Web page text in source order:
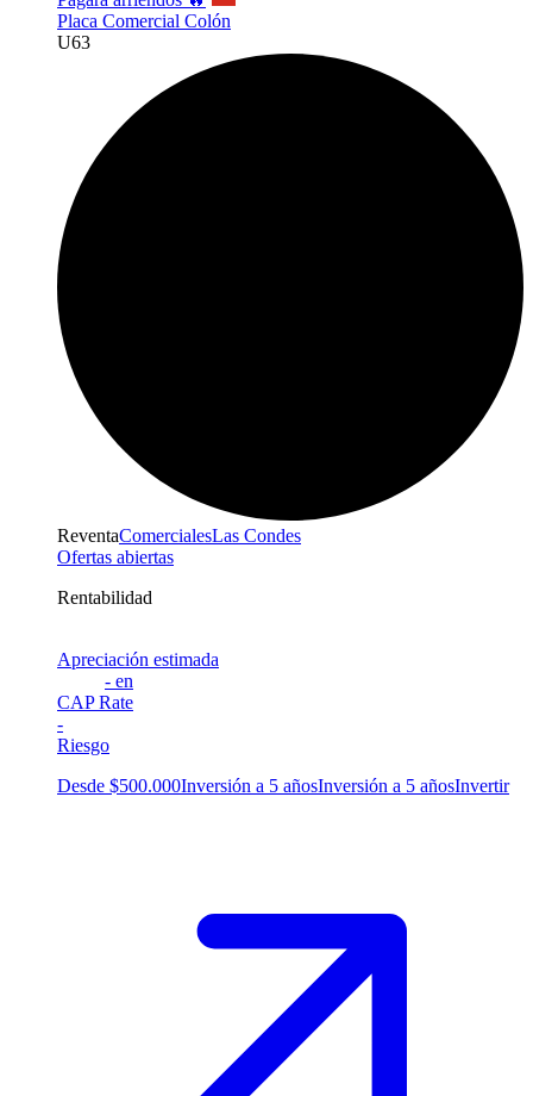
Placa Comercial Colón
U63
ReventaComercialesLas Condes
Ofertas abiertas
Rentabilidad
Apreciación estimada
- en
CAP Rate
-
Riesgo
Desde $500.000Inversión a 5 añosInversión a 5 añosInvertir